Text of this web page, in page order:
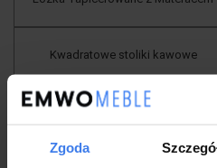
Zgoda
Kwadratowe stoliki kawowe
Stoły Nowoczesne